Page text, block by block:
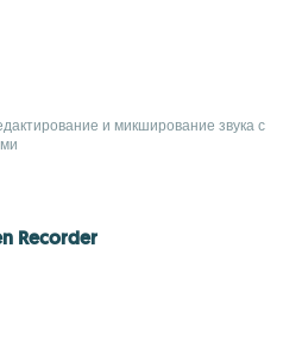
и микширование звука с
Recorder